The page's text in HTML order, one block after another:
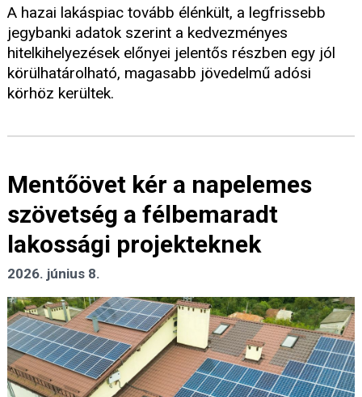
A hazai lakáspiac tovább élénkült, a legfrissebb
jegybanki adatok szerint a kedvezményes
hitelkihelyezések előnyei jelentős részben egy jól
körülhatárolható, magasabb jövedelmű adósi
körhöz kerültek.
Mentőövet kér a napelemes
szövetség a félbemaradt
lakossági projekteknek
2026. június 8.